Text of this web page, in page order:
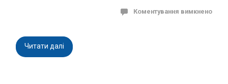
Коментування вимкнено
Читати далі